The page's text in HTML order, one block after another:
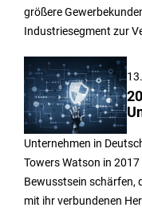
größere
Industriesegment zur
Unternehmen in
Towers Watson in
Bewusstsein schärfen,
mit ihr verbundenen